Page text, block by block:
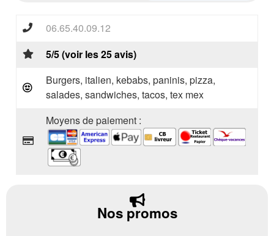
06.65.40.09.12
5/5 (voir les 25 avis)
Burgers, italien, kebabs, paninis, pizza,
salades, sandwiches, tacos, tex mex
Moyens de paiement :
Nos promos